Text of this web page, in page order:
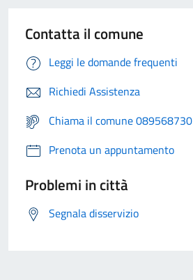
Contatta il comune
Leggi le domande frequenti
Richiedi Assistenza
Chiama il comune 089568730
Prenota un appuntamento
Problemi in città
Segnala disservizio